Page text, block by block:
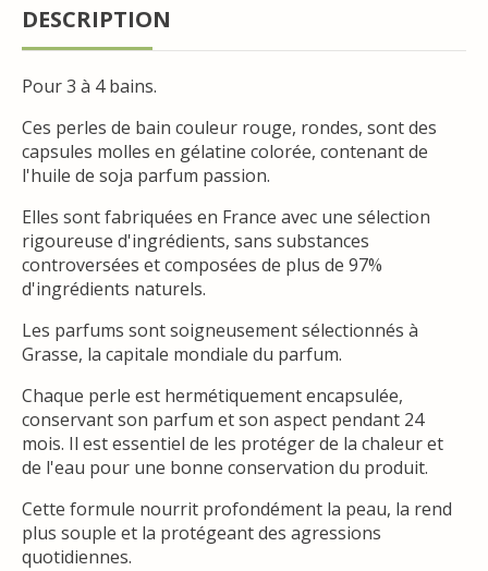
DESCRIPTION
Pour 3 à 4 bains.
Ces perles de bain couleur rouge, rondes, sont des
capsules molles en gélatine colorée, contenant de
l'huile de soja parfum passion.
Elles sont fabriquées en France avec une sélection
rigoureuse d'ingrédients, sans substances
controversées et composées de plus de 97%
d'ingrédients naturels.
Les parfums sont soigneusement sélectionnés à
Grasse, la capitale mondiale du parfum.
Chaque perle est hermétiquement encapsulée,
conservant son parfum et son aspect pendant 24
mois. Il est essentiel de les protéger de la chaleur et
de l'eau pour une bonne conservation du produit.
Cette formule nourrit profondément la peau, la rend
plus souple et la protégeant des agressions
quotidiennes.